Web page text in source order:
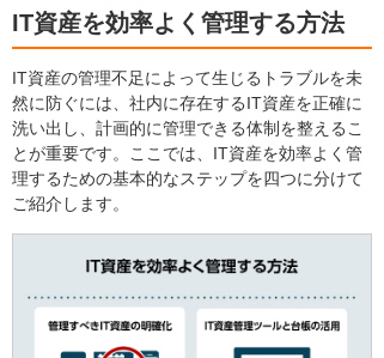
IT資産を効率よく管理する方法
IT資産の管理不足によって生じるトラブルを未
然に防ぐには、社内に存在するIT資産を正確に
洗い出し、計画的に管理できる体制を整えるこ
とが重要です。ここでは、IT資産を効率よく管
理するための基本的なステップを四つに分けて
ご紹介します。